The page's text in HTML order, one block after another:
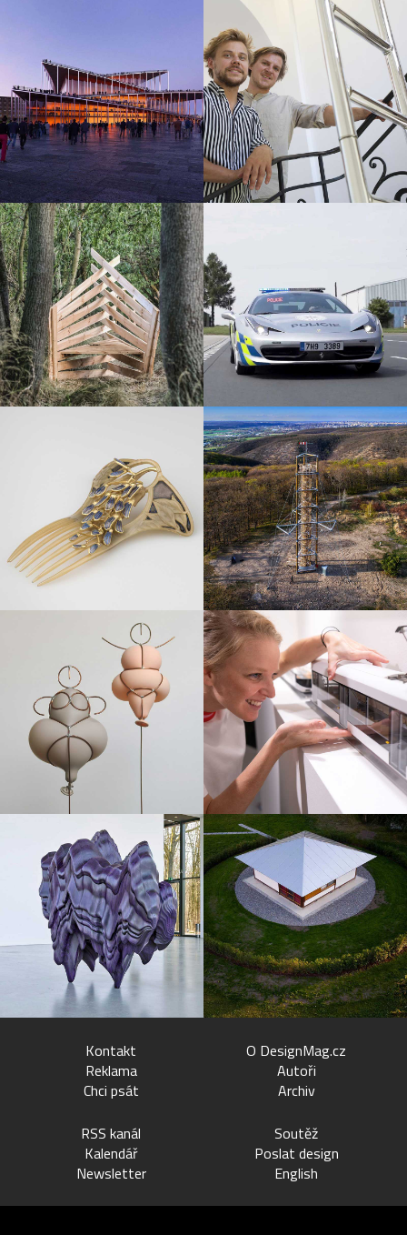
Kontakt
Reklama
Chci psát
O DesignMag.cz
Autoři
Archiv
RSS kanál
Kalendář
Newsletter
Soutěž
Poslat design
English